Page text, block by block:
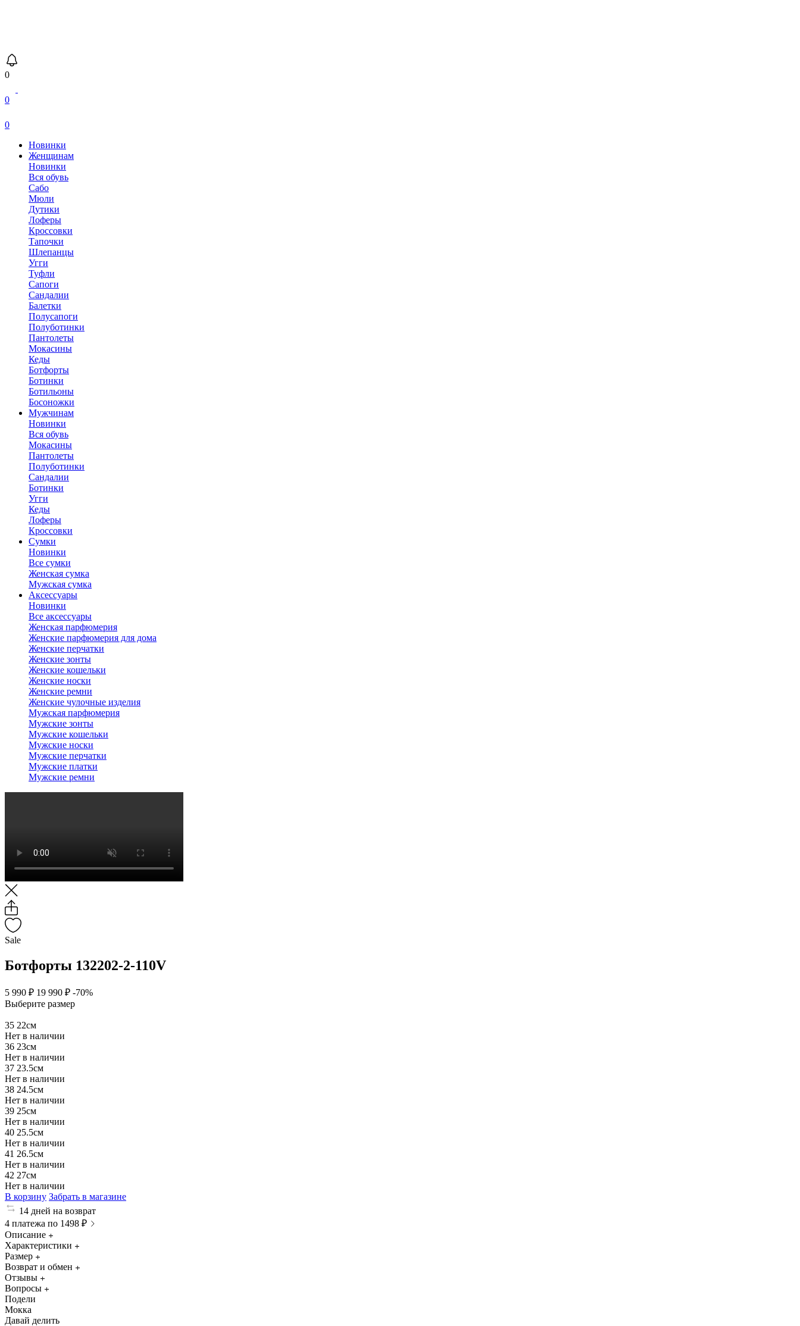
0
0
0
Новинки
Женщинам
Новинки
Вся обувь
Сабо
Мюли
Дутики
Лоферы
Кроссовки
Тапочки
Шлепанцы
Угги
Туфли
Сапоги
Сандалии
Балетки
Полусапоги
Полуботинки
Пантолеты
Мокасины
Кеды
Ботфорты
Ботинки
Ботильоны
Босоножки
Мужчинам
Новинки
Вся обувь
Мокасины
Пантолеты
Полуботинки
Сандалии
Ботинки
Угги
Кеды
Лоферы
Кроссовки
Сумки
Новинки
Все сумки
Женская сумка
Мужская сумка
Аксессуары
Новинки
Все аксессуары
Женская парфюмерия
Женские парфюмерия для дома
Женские перчатки
Женские зонты
Женские кошельки
Женские носки
Женские ремни
Женские чулочные изделия
Мужская парфюмерия
Мужские зонты
Мужские кошельки
Мужские носки
Мужские перчатки
Мужские платки
Мужские ремни
Sale
Ботфорты 132202-2-110V
5 990 ₽ 19 990 ₽ -70%
Выберите размер
35 22см
Нет в наличии
36 23см
Нет в наличии
37 23.5см
Нет в наличии
38 24.5см
Нет в наличии
39 25см
Нет в наличии
40 25.5см
Нет в наличии
41 26.5см
Нет в наличии
42 27см
Нет в наличии
В корзину Забрать в магазине
14 дней на возврат
4 платежа по 1498 ₽
Описание
Характеристики
Размер
Возврат и обмен
Отзывы
Вопросы
Подели
Мокка
Давай делить